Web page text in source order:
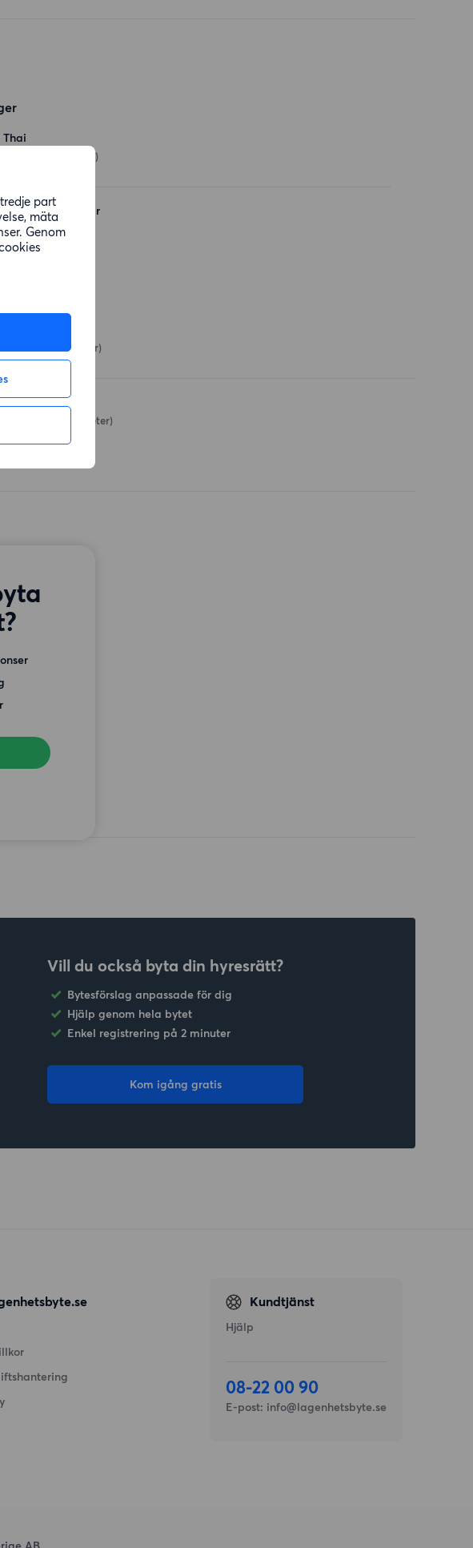
part
mäta
Genom
Thai
(228 meter)
kök & bar
(258 meter)
Konsum
(194 meter)
Skarpnäck
(860 meter)
Vill du också byta din hyresrätt?
Bytesförslag anpassade för dig
Hjälp genom hela bytet
Enkel registrering på 2 minuter
Kom igång gratis
Kundtjänst
Hjälp
08-22 00 90
E-post: info@lagenhetsbyte.se